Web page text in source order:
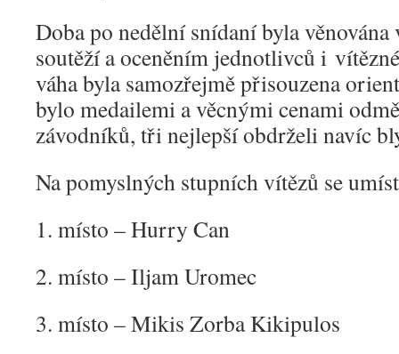
Doba po nedělní snídaní byla
soutěží a oceněním jednotlivců i
váha byla samozřejmě přisouzena
bylo medailemi a věcnými cenami
závodníků, tři nejlepší obdrželi navíc
Na pomyslných stupních vítězů se
1. místo – Hurry Can
2. místo – Iljam Uromec
3. místo – Mikis Zorba Kikipulos